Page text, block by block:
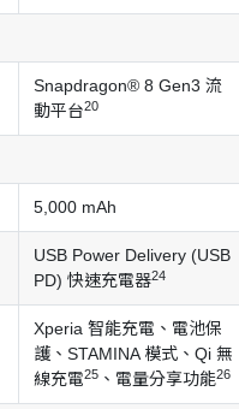
Snapdragon® 8 Gen3 流
動平台20
5,000 mAh
USB Power Delivery (USB
PD) 快速充電器24
Xperia 智能充電、電池保
護、STAMINA 模式、Qi 無
線充電25 、電量分享功能26